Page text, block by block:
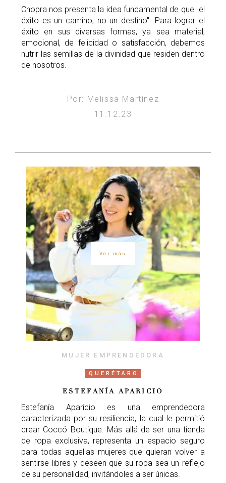
Chopra nos presenta la idea fundamental de que "el
éxito es un camino, no un destino". Para lograr el
éxito en sus diversas formas, ya sea material,
emocional, de felicidad o satisfacción, debemos
nutrir las semillas de la divinidad que residen dentro
de nosotros.
Por: Melissa Martínez
11.12.23
Ver más
MUJER EMPRENDEDORA
QUERÉTARO
ESTEFANÍA APARICIO
Estefanía Aparicio es una emprendedora
caracterizada por su resiliencia, la cual le permitió
crear Coccó Boutique. Más allá de ser una tienda
de ropa exclusiva, representa un espacio seguro
para todas aquellas mujeres que quieran volver a
sentirse libres y deseen que su ropa sea un reflejo
de su personalidad, invitándoles a ser únicas.